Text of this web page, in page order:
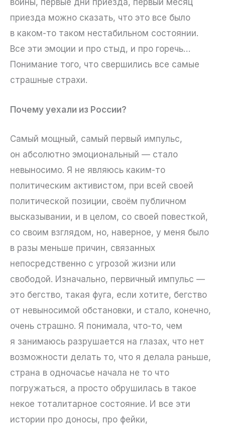
войны, первые дни приезда, первый месяц
приезда можно сказать, что это все было
в каком-то таком нестабильном состоянии.
Все эти эмоции и про стыд, и про горечь…
Понимание того, что свершились все самые
страшные страхи.
Почему уехали из России?
Самый мощный, самый первый импульс,
он абсолютно эмоциональный — стало
невыносимо. Я не являюсь каким-то
политическим активистом, при всей своей
политической позиции, своём публичном
высказывании, и в целом, со своей повесткой,
со своим взглядом, но, наверное, у меня было
в разы меньше причин, связанных
непосредственно с угрозой жизни или
свободой. Изначально, первичный импульс —
это бегство, такая фуга, если хотите, бегство
от невыносимой обстановки, и стало, конечно,
очень страшно. Я понимала, что-то, чем
я занимаюсь разрушается на глазах, что нет
возможности делать то, что я делала раньше,
страна в одночасье начала не то что
погружаться, а просто обрушилась в такое
некое тоталитарное состояние. И все эти
истории про доносы, про фейки,